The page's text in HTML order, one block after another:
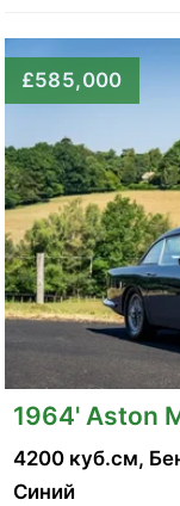
£585,000
1964' Aston
4200 куб.см,
Синий